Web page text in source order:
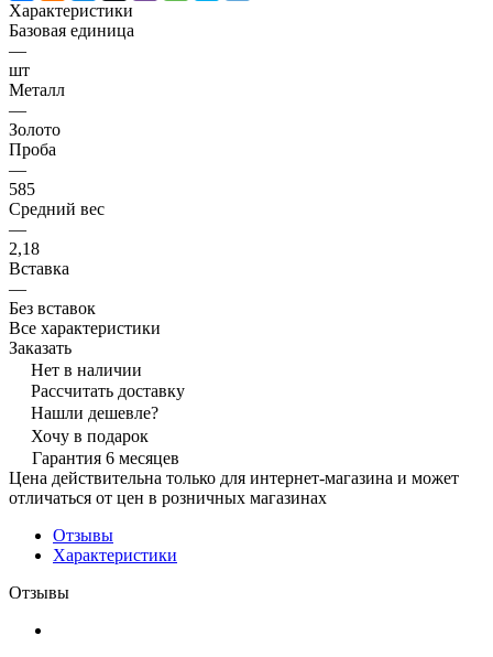
Характеристики
Базовая единица
—
шт
Металл
—
Золото
Проба
—
585
Средний вес
—
2,18
Вставка
—
Без вставок
Все характеристики
Заказать
Нет в наличии
Рассчитать доставку
Нашли дешевле?
Хочу в подарок
Гарантия 6 месяцев
Цена действительна только для интернет-магазина и может
отличаться от цен в розничных магазинах
Отзывы
Характеристики
Отзывы